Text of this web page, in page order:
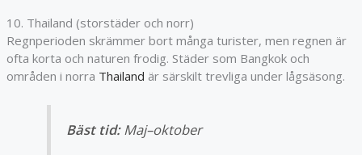
10. Thailand (storstäder och norr)
Regnperioden skrämmer bort många turister, men regnen är
ofta korta och naturen frodig. Städer som Bangkok och
områden i norra Thailand är särskilt trevliga under lågsäsong.
Bäst tid:Maj–oktober